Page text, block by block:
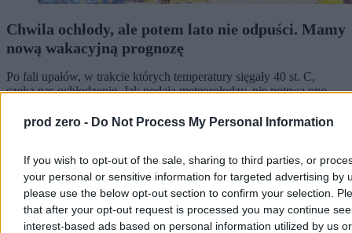
prod zero - Do Not Process My Personal Information
If you wish to opt-out of the sale, sharing to third parties, or
your personal or sensitive information for targeted advertising by
please use the below opt-out section to confirm your selection.
that after your opt-out request is processed you may continue
interest-based ads based on personal information utilized by us or
Chwila ochłody, ale potem lato nie odpuści. Mamy
nową wakacyjną prognozę
Po fali upałów, w trakcie których temperatury sięgały 40 st. C,
czeka nas ochłodzenie. Jak podają meteorolodzy, nie potrwa ono
przeplatały się z chłodniejszymi – zapowiedział w rozmowie z
Zero.pl Przemysław Makarewicz z Instytutu Meteorologii i
Paweł Żurek
Dzisiaj 19:12